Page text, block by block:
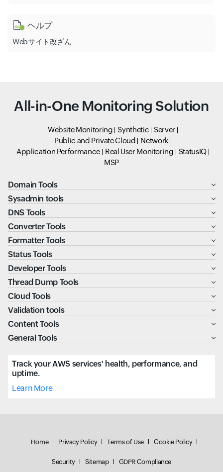
ヘルプ
Webサイト改ざん
All-in-One Monitoring Solution
Website Monitoring Synthetic
Server
Public and Private Cloud
Network
Application Performance
Real User Monitoring
StatusIQ
MSP
Domain Tools
Sysadmin tools
DNS Tools
Converter Tools
Formatter Tools
Status Tools
Developer Tools
Thread Dump Tools
Cloud Tools
Validation tools
Content Tools
General Tools
Track your AWS services' health, performance, and
uptime.
Learn More
Home Privacy Policy Terms of Use Cookie Policy
Security Sitemap GDPR Compliance